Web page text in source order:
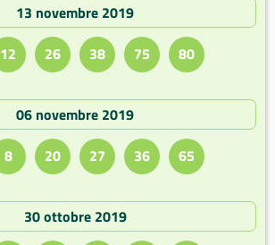
13 novembre 2019
12 26 38 75 80
06 novembre 2019
8 20 27 36 65
30 ottobre 2019